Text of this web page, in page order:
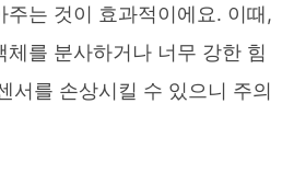
주는 것이 효과적이에요. 이때,
를 분사하거나 너무 강한 힘
서를 손상시킬 수 있으니 주의